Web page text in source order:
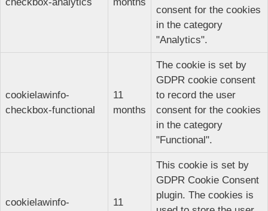
consent for the cookies
in the category
"Analytics".
cookielawinfo-
checkbox-functional
11
months
The cookie is set by
GDPR cookie consent
to record the user
consent for the cookies
in the category
"Functional".
cookielawinfo-
11
This cookie is set by
GDPR Cookie Consent
plugin. The cookies is